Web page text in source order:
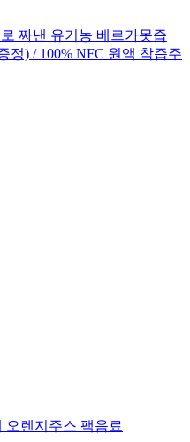
짜낸 유기농 베르가못즙
정) / 100% NFC 원액 착즙주
오렌지주스 팩음료